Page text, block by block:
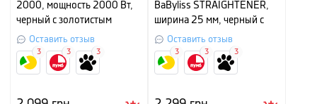
2000, мощность 2000 Вт,
черный с золотистым
Оставить отзыв
3 3 3
BaByliss STRAIGHTENER,
ширина 25 мм, черный с
золотистым
Оставить отзыв
3 3 3